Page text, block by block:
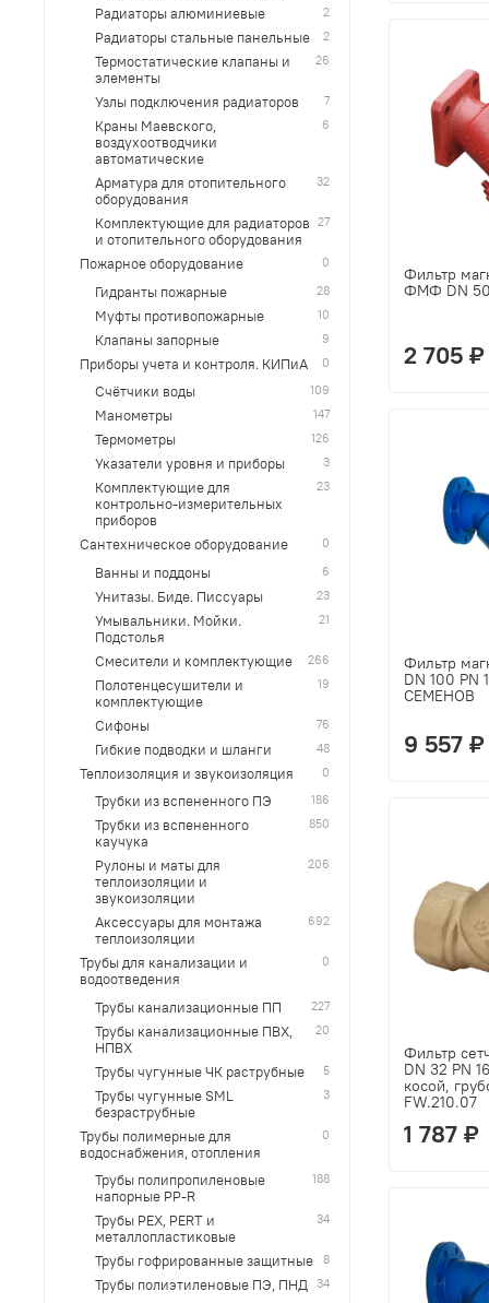
Фильтр
ФМФ DN 50
2 705 ₽
Фильтр
DN 100 PN
СЕМЕНОВ
9 557 ₽
Фильтр
DN 32 PN
косой,
FW.210.07
1 787 ₽
Радиаторы алюминиевые 2
Радиаторы стальные панельные 2
Термостатические клапаны и
элементы
26
Узлы подключения радиаторов 7
Краны Маевского,
воздухоотводчики
автоматические
6
Арматура для отопительного
оборудования
32
Комплектующие для радиаторов
и отопительного оборудования
27
Пожарное оборудование 0
Гидранты пожарные 28
Муфты противопожарные 10
Клапаны запорные 9
Приборы учета и контроля. КИПиА 0
Счётчики воды 109
Манометры 147
Термометры 126
Указатели уровня и приборы 3
Комплектующие для
контрольно-измерительных
приборов
23
Сантехническое оборудование 0
Ванны и поддоны 6
Унитазы. Биде. Писсуары 23
Умывальники. Мойки.
Подстолья
21
Смесители и комплектующие 266
Полотенцесушители и
комплектующие
19
Сифоны 76
Гибкие подводки и шланги 48
Теплоизоляция и звукоизоляция 0
Трубки из вспененного ПЭ 186
Трубки из вспененного
каучука
850
Рулоны и маты для
теплоизоляции и
звукоизоляции
206
Аксессуары для монтажа
теплоизоляции
692
Трубы для канализации и
водоотведения
0
Трубы канализационные ПП 227
Трубы канализационные ПВХ,
НПВХ
20
Трубы чугунные ЧК раструбные 5
Трубы чугунные SML
безраструбные
3
Трубы полимерные для
водоснабжения, отопления
0
Трубы полипропиленовые
напорные PP-R
188
Трубы PEX, PERT и
металлопластиковые
34
Трубы гофрированные защитные 8
Трубы полиэтиленовые ПЭ, ПНД 34